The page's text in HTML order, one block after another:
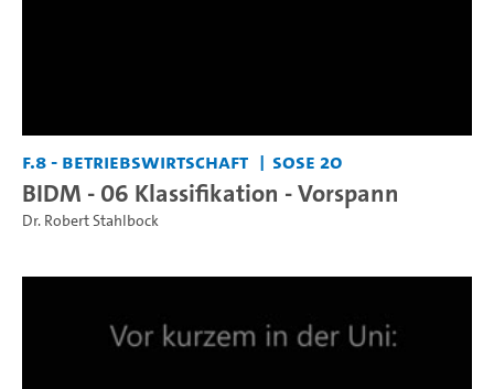
F.8 - Betriebswirtschaft SoSe 20
BIDM - 06 Klassifikation - Vorspann
Dr. Robert Stahlbock